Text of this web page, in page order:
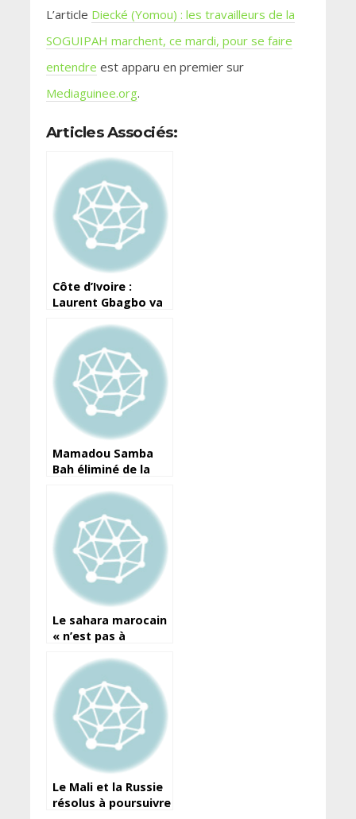
L’article Diecké (Yomou) : les travailleurs de la
SOGUIPAH marchent, ce mardi, pour se faire
entendre est apparu en premier sur
Mediaguinee.org.
Articles Associés:
Côte d’Ivoire :
Laurent Gbagbo va
Ouattara au palais
présidentiel
Mamadou Samba
Bah éliminé de la
olympiques de
Tokyo
Le sahara marocain
« n’est pas à
le Roi du Maroc
Le Mali et la Russie
résolus à poursuivre